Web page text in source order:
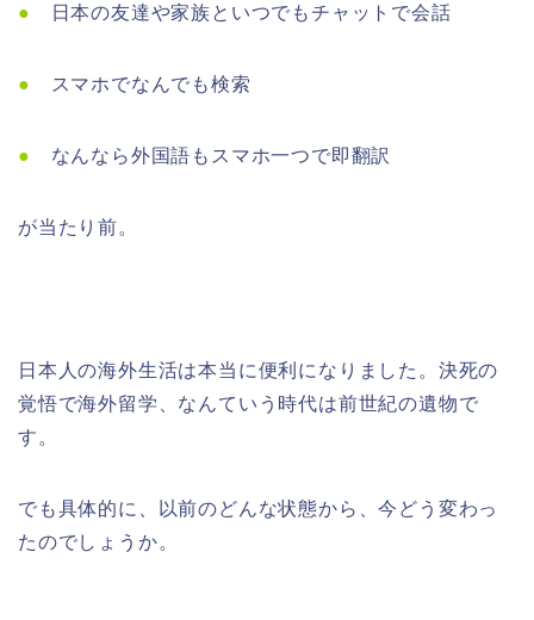
● 日本の友達や家族といつでもチャットで会話
● スマホでなんでも検索
● なんなら外国語もスマホ一つで即翻訳
が当たり前。
日本人の海外生活は本当に便利になりました。決死の
覚悟で海外留学、なんていう時代は前世紀の遺物で
す。
でも具体的に、以前のどんな状態から、今どう変わっ
たのでしょうか。